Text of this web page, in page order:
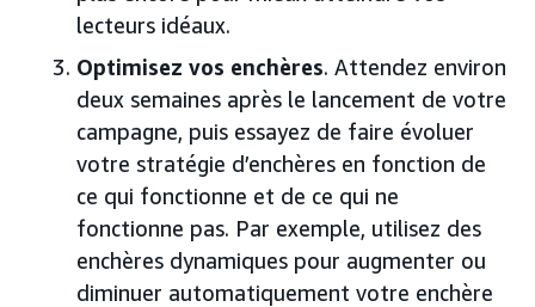
lecteurs idéaux.
Optimisez vos enchères. Attendez environ
deux semaines après le lancement de votre
campagne, puis essayez de faire évoluer
votre stratégie d’enchères en fonction de
ce qui fonctionne et de ce qui ne
fonctionne pas. Par exemple, utilisez des
enchères dynamiques pour augmenter ou
diminuer automatiquement votre enchère